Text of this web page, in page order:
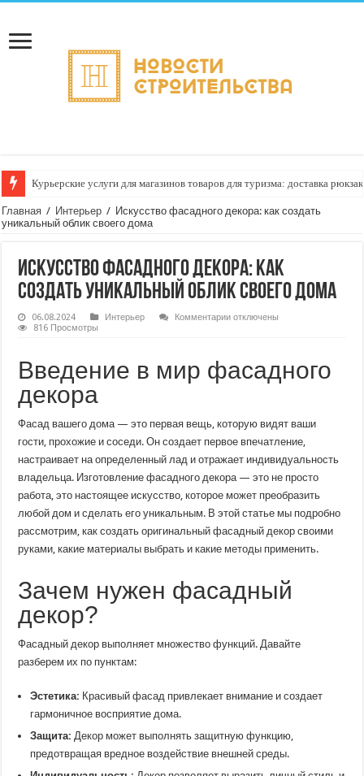
Курьерские услуги для магазинов товаров для туризма: доставка
Главная / Интерьер / Искусство фасадного декора: как создать
уникальный облик своего дома
Искусство фасадного декора: как
создать уникальный облик своего дома
06.08.2024 Интерьер Комментариик
как
создать
дома
отключены
816 Просмотры
Введение в мир фасадного
декора
Фасад вашего дома — это первая вещь, которую видят ваши
гости, прохожие и соседи. Он создает первое впечатление,
настраивает на определенный лад и отражает индивидуальность
владельца. Изготовление фасадного декора — это не просто
работа, это настоящее искусство, которое может преобразить
любой дом и сделать его уникальным. В этой статье мы подробно
рассмотрим, как создать оригинальный фасадный декор своими
руками, какие материалы выбрать и какие методы применить.
Зачем нужен фасадный
декор?
Фасадный декор выполняет множество функций. Давайте
разберем их по пунктам:
Эстетика: Красивый фасад привлекает внимание и создает
гармоничное восприятие дома.
Защита: Декор может выполнять защитную функцию,
предотвращая вредное воздействие внешней среды.